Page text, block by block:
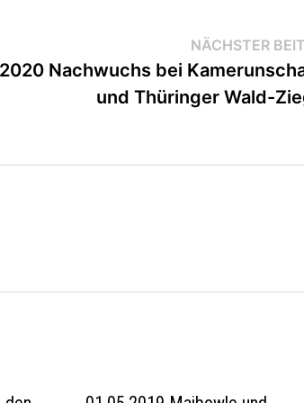
NÄCHSTER
Nachwuchs bei
und Thüringer Wald-